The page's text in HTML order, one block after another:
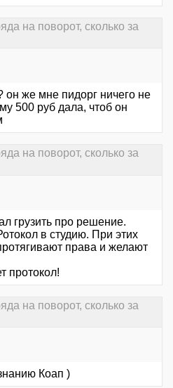
на поворот, сколько за
же мне пидорг ничего не
500 руб дала, чтоб он
на поворот, сколько за
грузить про решение.
в студию. При этих
права и желают
протокол!
на поворот, сколько за
Коап )